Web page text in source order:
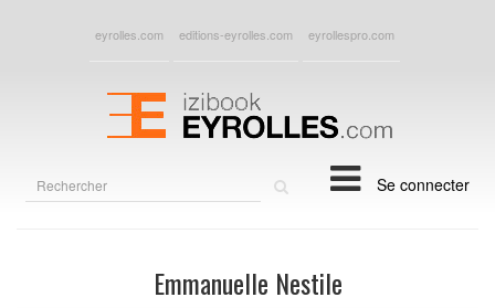
eyrolles.com editions-eyrolles.com eyrollespro.com
Se connecter
Emmanuelle Nestile